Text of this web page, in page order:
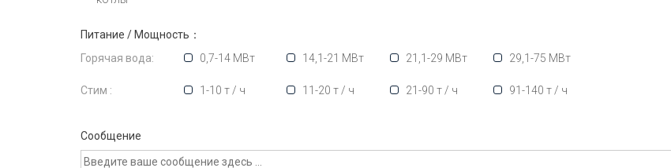
Питание / Мощность：
Горячая вода:
0,7-14 МВт 14,1-21 МВт 21,1-29 МВт 29,1-75 МВт
Стим : 1-10 т / ч 11-20 т / ч 21-90 т / ч 91-140 т / ч
Сообщение